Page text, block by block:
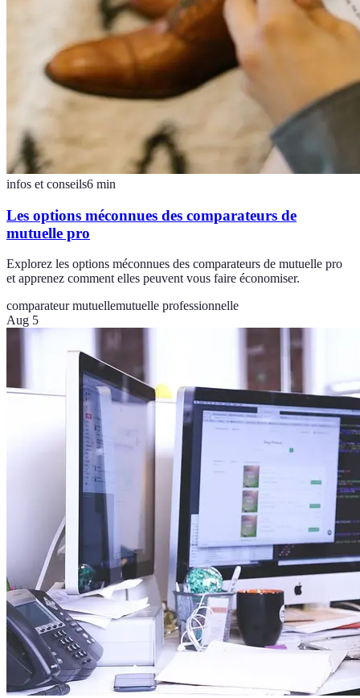
infos et conseils6 min
Les options méconnues des comparateurs de
mutuelle pro
Explorez les options méconnues des comparateurs de mutuelle pro
et apprenez comment elles peuvent vous faire économiser.
comparateur mutuellemutuelle professionnelle
Aug 5